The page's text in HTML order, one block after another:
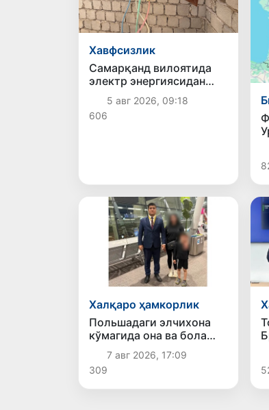
Хавфсизлик
Самарқанд вилоятида
электр энергиясидан
ноқонуний фойдаланиш
ҳолати фош этилди
5 авг 2026, 09:18
606
Халқаро ҳамкорлик
Польшадаги элчихона
кўмагида она ва бола
Ватанга қайтарилди
7 авг 2026, 17:09
309